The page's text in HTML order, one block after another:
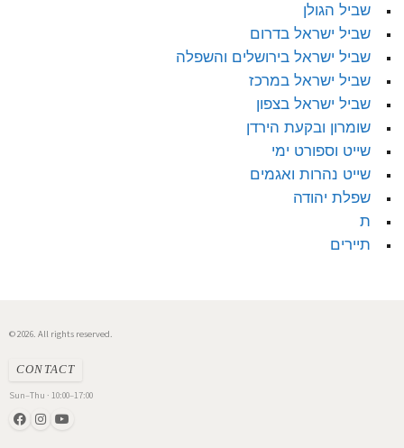
שביל הגולן
שביל ישראל בדרום
שביל ישראל בירושלים והשפלה
שביל ישראל במרכז
שביל ישראל בצפון
שומרון ובקעת הירדן
שייט וספורט ימי
שייט נהרות ואגמים
שפלת יהודה
ת
תיירים
© 2026. All rights reserved.
CONTACT
Sun–Thu · 10:00–17:00